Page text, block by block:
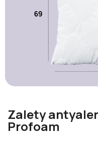
Zalety
Profoam